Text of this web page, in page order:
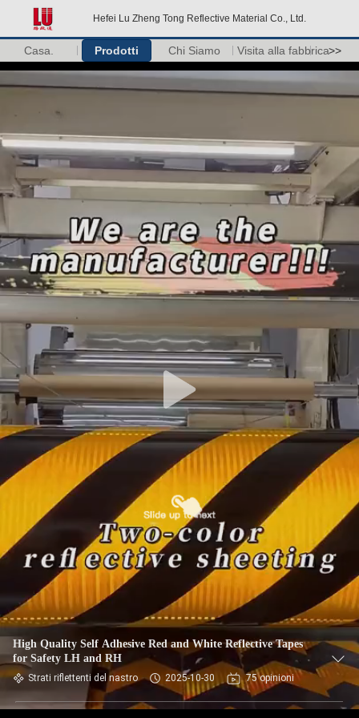
Hefei Lu Zheng Tong Reflective Material Co., Ltd.
Casa. Prodotti Chi Siamo Visita alla fabbrica>>
High Quality Self Adhesive Red and White Reflective Tapes
for Safety LH and RH
Strati riflettenti del nastro 2025-10-30 75 opinioni